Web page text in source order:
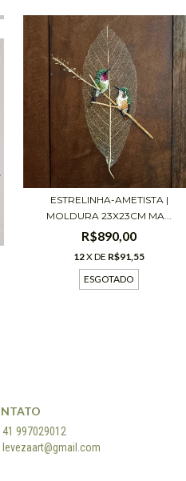
ESTRELINHA-AMETISTA |
MOLDURA 23X23CM MA...
R$890,00
12X DE R$91,55
ESGOTADO
41 997029012
levezaart@gmail.com